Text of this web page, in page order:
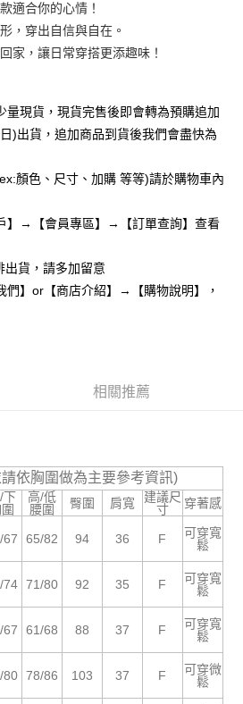
品之後才付款」的支付方式。 讓您購物簡單
綁卡、不需儲值。
認證，即可結帳。
，再付款。
享後付」後，將跳轉至「AFTEE先享後付」
金額後，即可完成結帳。
取消之訂單仍視為有效，需透過AFTEE先享
公司提供之「AFTEE先享後付」服務完成之交
供個人資料，並將交易相關給付款項請求債
。
法定代理人或監護人之同意方可使用
同意申辦者引起之損失，本公司不負相關責
時，將依據個別帳號之用戶狀況，依本公司即
用他人資訊註冊。若發現惡意使用之情形，
止該用戶之使用額度並採取法律行動。
以上)免運費
以上)免運費
以上)免運費
查看運費
適合你的心情！
，穿出自信與自在。
家，讓日常穿搭更添趣味！
量現貨，現貨完售後即會轉為預購追加
)出貨，追加商品到貨後我們會盡快為
顏色、尺寸、加購 等等)請於購物車內
】→【會員專區】→【訂單查詢】查看
出貨，請多加留意
們】or【商店介紹】→【購物說明】，
相關推薦
依胸圍做為主要參考資訊)
/下
高/低
腰圍
臀圍 肩寬
建議尺
寸
穿著感
67 65/82 94 36 F
可穿寬
鬆
74 71/80 92 35 F
可穿寬
鬆
67 61/68 88 37 F
可穿寬
鬆
80 78/86 103 37 F
可穿微
鬆